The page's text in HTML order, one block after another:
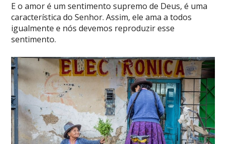
E o amor é um sentimento supremo de Deus, é uma
característica do Senhor. Assim, ele ama a todos
igualmente e nós devemos reproduzir esse
sentimento.